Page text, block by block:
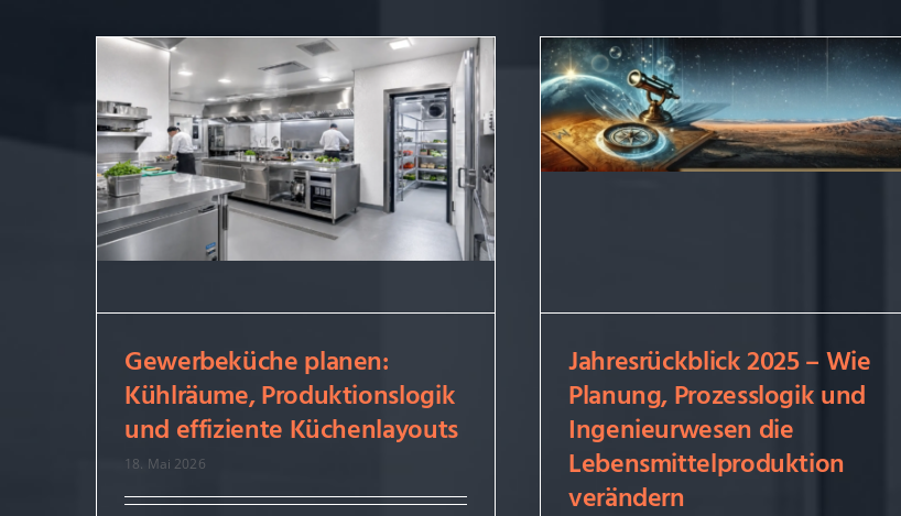
Gewerbeküche planen:
Kühlräume, Produktionslogik
und effiziente Küchenlayouts
Gewerbeküche planen:
Kühlräume, Produktionslogik
und effiziente Küchenlayouts
18. Mai 2026
Jahresrückblick 2025 – Wie
Planung, Prozesslogik und
Ingenieurwesen die
Lebensmittelproduktion
Jahresrückblick 2025 – Wie
Planung, Prozesslogik und
Ingenieurwesen die
Lebensmittelproduktion
verändern